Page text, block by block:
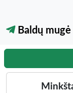
Baldų mugė